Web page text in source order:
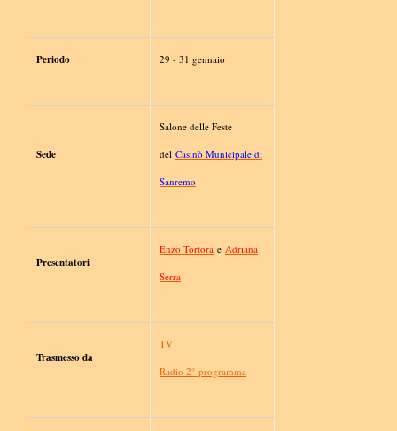
Periodo 29 - 31 gennaio
Sede
Salone delle Feste
del Casinò Municipale di
Sanremo
Presentatori
Enzo Tortora e Adriana
Serra
Trasmesso da
TV
Radio 2° programma